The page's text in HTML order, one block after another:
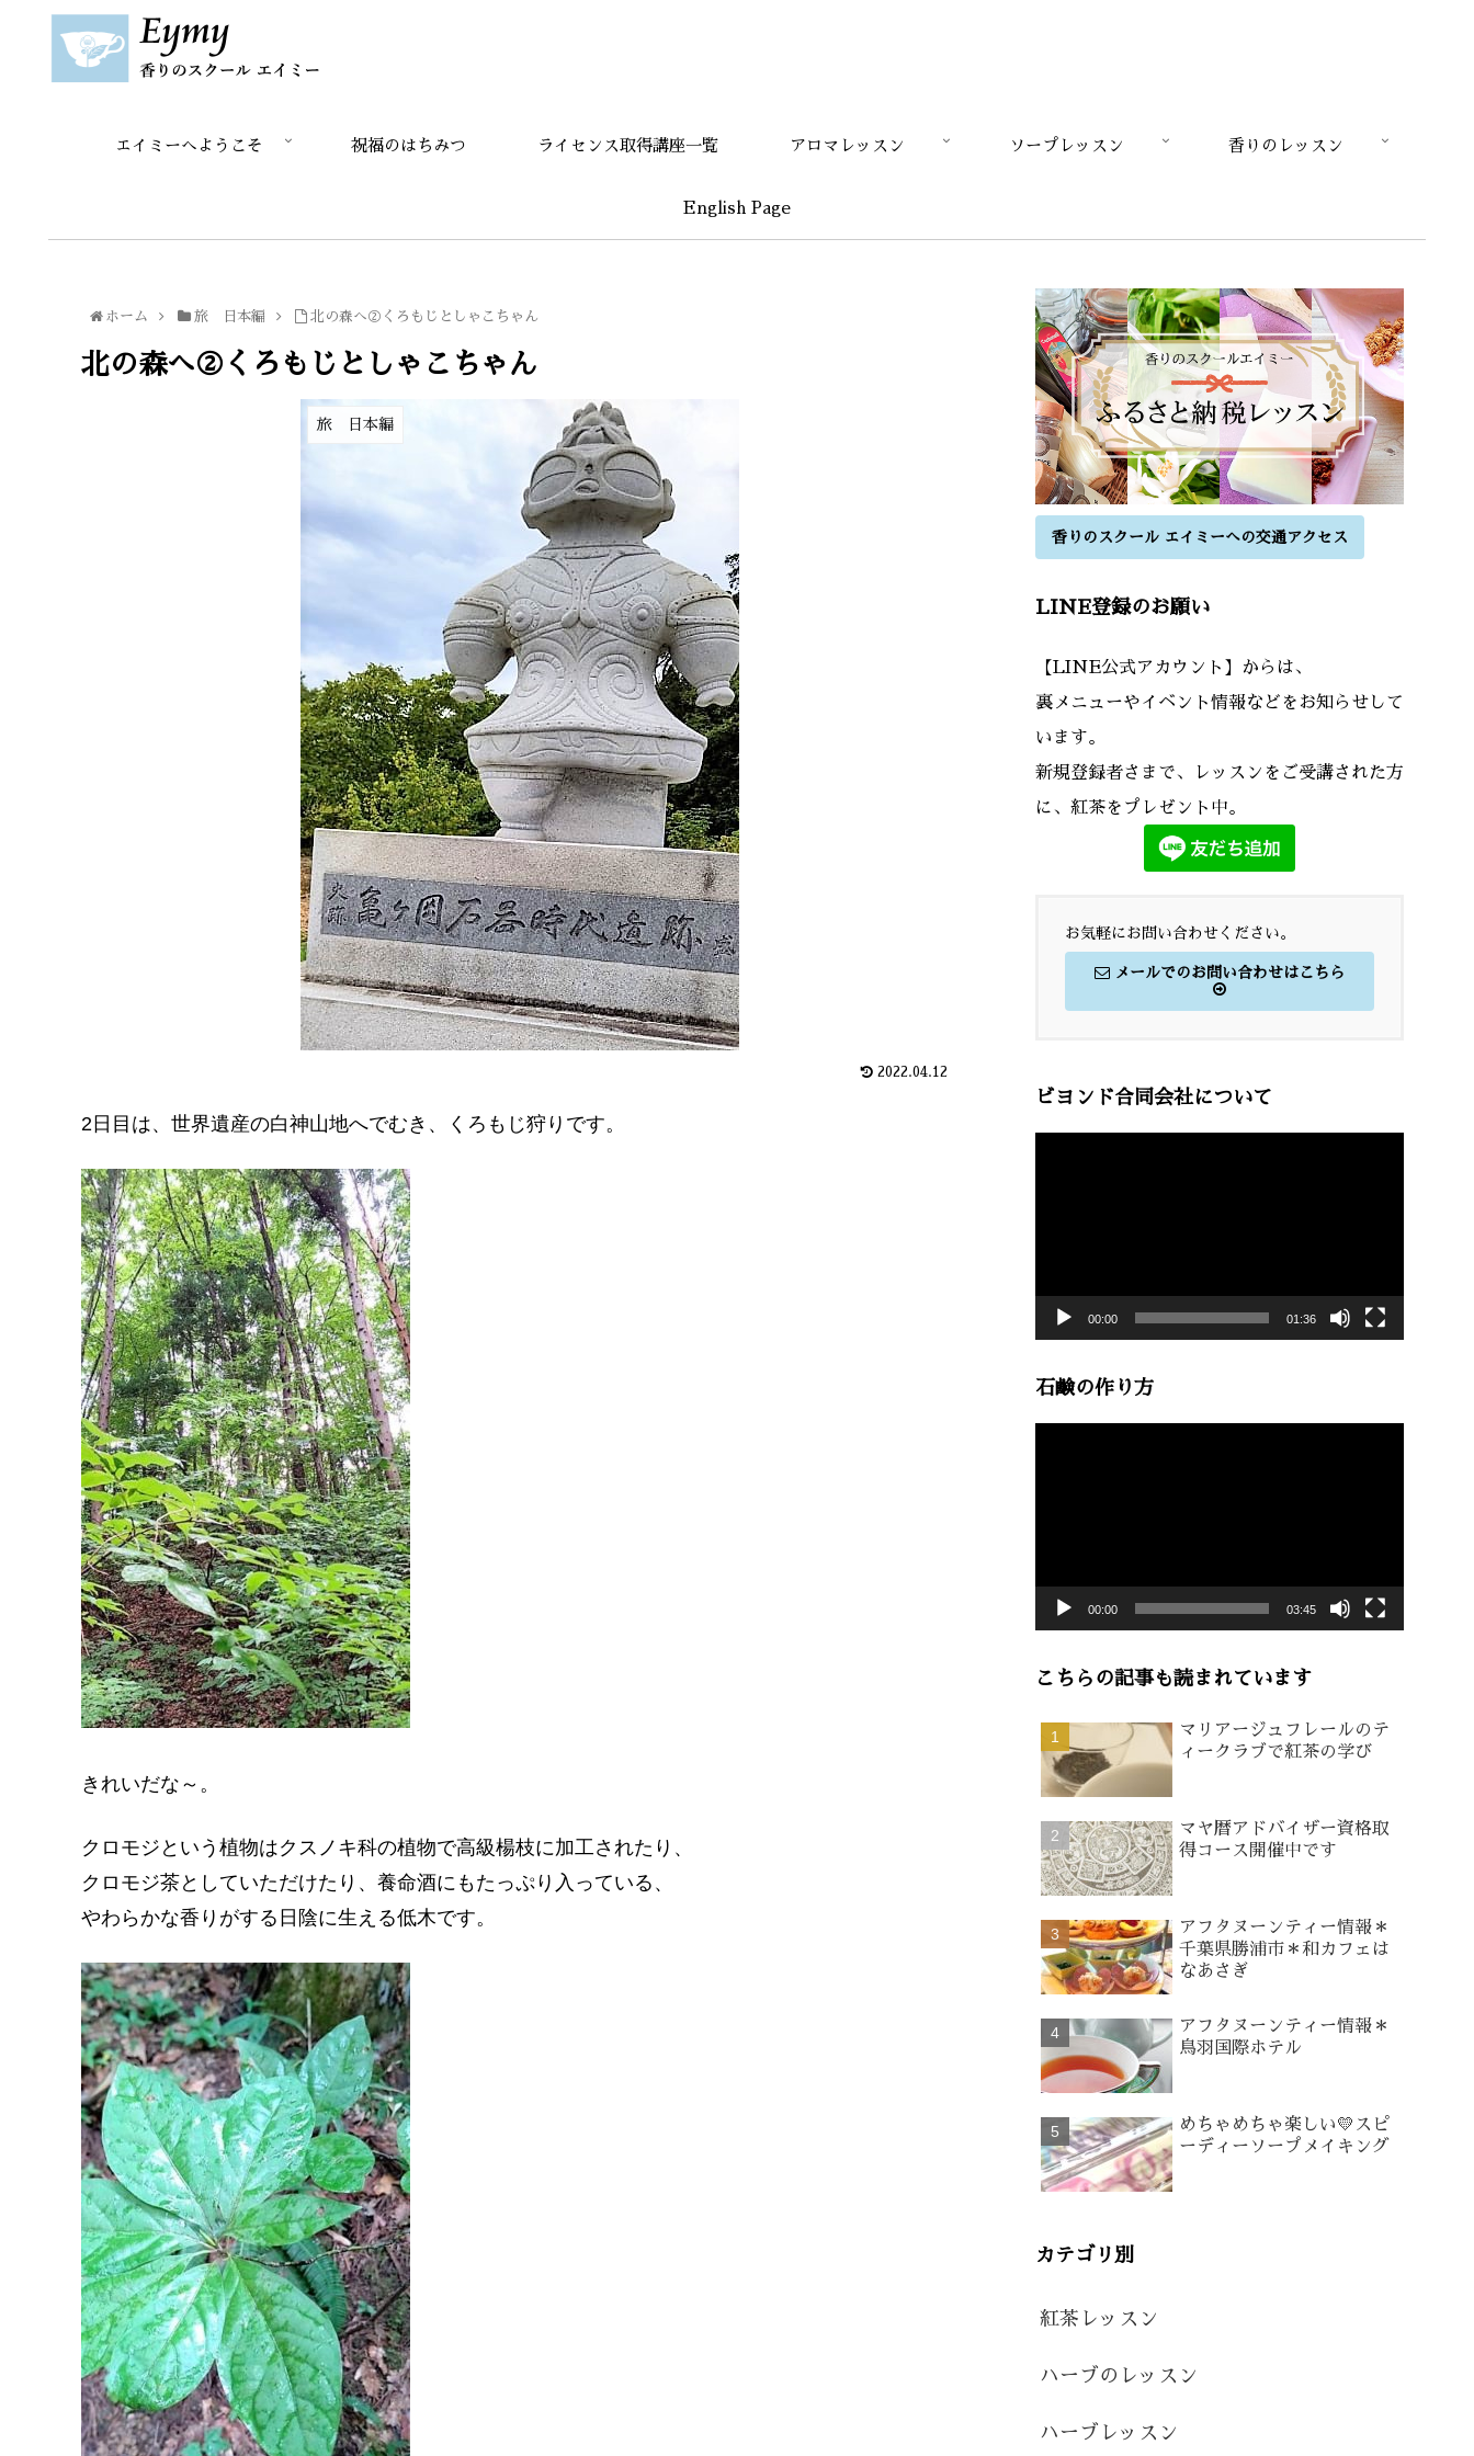
エイミーへようこそ 祝福のはちみつ ライセンス取得講座一覧 アロマレッスン ソープレッスン 香りのレッスン
English Page
ホーム 旅 日本編 北の森へ②くろもじとしゃこちゃん
北の森へ②くろもじとしゃこちゃん
旅 日本編
2022.04.12
2日目は、世界遺産の白神山地へでむき、くろもじ狩りです。
きれいだな～。
クロモジという植物はクスノキ科の植物で高級楊枝に加工されたり、
クロモジ茶としていただけたり、養命酒にもたっぷり入っている、
やわらかな香りがする日陰に生える低木です。
香りのスクール エイミーへの交通アクセス
LINE登録のお願い
【LINE公式アカウント】からは、
裏メニューやイベント情報などをお知らせして
います。
新規登録者さまで、レッスンをご受講された方
に、紅茶をプレゼント中。
お気軽にお問い合わせください。
メールでのお問い合わせはこちら
ビヨンド合同会社について
00:00 01:36
石鹸の作り方
00:00 03:45
こちらの記事も読まれています
マリアージュフレールのテ
ィークラブで紅茶の学び
マヤ暦アドバイザー資格取
得コース開催中です
アフタヌーンティー情報＊
千葉県勝浦市＊和カフェは
なあさぎ
アフタヌーンティー情報＊
鳥羽国際ホテル
めちゃめちゃ楽しい💛スピ
ーディーソープメイキング
カテゴリ別
紅茶レッスン
ハーブのレッスン
ハーブレッスン